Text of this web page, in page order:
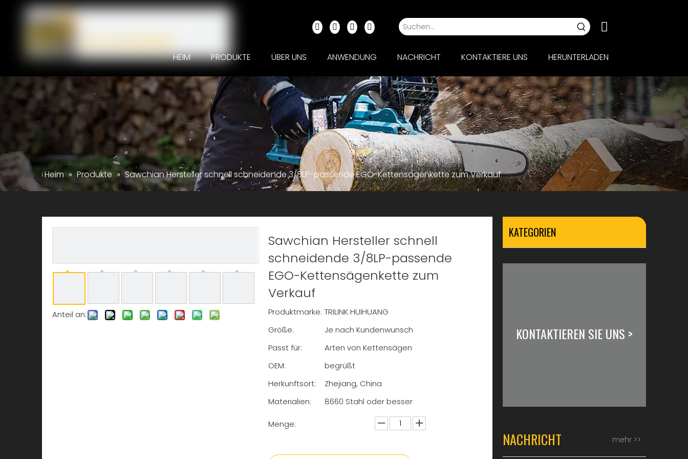
HEIM PRODUKTE ÜBER UNS ANWENDUNG NACHRICHT KONTAKTIERE UNS HERUNTERLADEN
Heim » Produkte » Sawchian Hersteller schnell schneidende 3/8LP-passende EGO-Kettensägenkette zum Verkauf
Anteil an:
Sawchian Hersteller schnell
schneidende 3/8LP-passende
EGO-Kettensägenkette zum
Verkauf
Produktmarke: TRILINK HUIHUANG
Größe:
Je nach Kundenwunsch
Passt für:
Arten von Kettensägen
OEM:
begrüßt
Herkunftsort:
Zhejiang, China
Materialien:
8660 Stahl oder besser
Menge:
KATEGORIEN
KONTAKTIEREN SIE UNS >
NACHRICHT mehr >>